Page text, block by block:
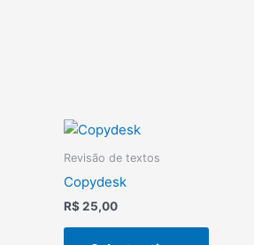
Revisão de textos
Copydesk
R$25,00